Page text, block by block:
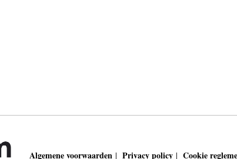
Algemene voorwaarden | Privacy policy | Cookie